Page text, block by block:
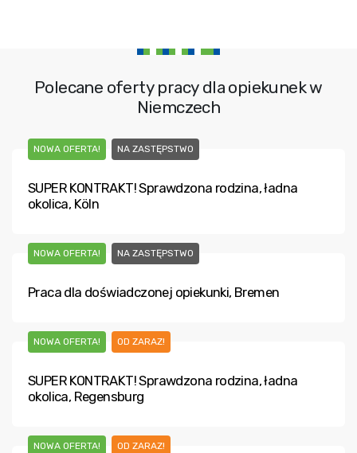
Polecane oferty pracy dla opiekunek w
Niemczech
NOWA OFERTA! NA ZASTĘPSTWO
SUPER KONTRAKT! Sprawdzona rodzina, ładna
okolica, Köln
NOWA OFERTA! NA ZASTĘPSTWO
Praca dla doświadczonej opiekunki, Bremen
NOWA OFERTA! OD ZARAZ!
SUPER KONTRAKT! Sprawdzona rodzina, ładna
okolica, Regensburg
NOWA OFERTA! OD ZARAZ!